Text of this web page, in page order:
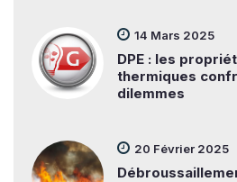
14 Mars 2025
DPE : les
thermiques
dilemmes
20 Février 2025